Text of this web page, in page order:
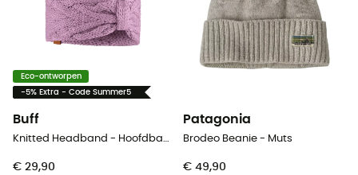
Eco-ontworpen
-5% Extra - Code Summer5
Buff
Knitted Headband - Hoofdband
€ 29,90
Patagonia
Brodeo Beanie - Muts
€ 49,90